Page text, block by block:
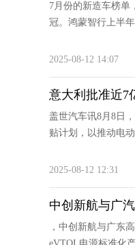
7月份的新造车榜单
冠。鸿蒙智行上半
2025-08-12 14:07
意大利批准近7
盖世汽车讯8月8日
贴计划，以推动电
2025-08-12 12:31
中创新航与广
，中创新航与广东